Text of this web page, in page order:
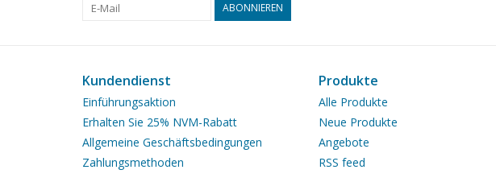
ABONNIEREN
Kundendienst
Einführungsaktion
Erhalten Sie 25% NVM-Rabatt
Allgemeine Geschäftsbedingungen
Zahlungsmethoden
Produkte
Alle Produkte
Neue Produkte
Angebote
RSS feed